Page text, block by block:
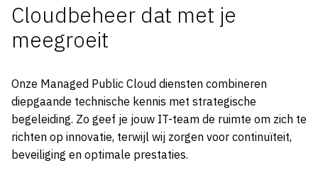
Cloudbeheer dat met je
meegroeit
Onze Managed Public Cloud diensten combineren
diepgaande technische kennis met strategische
begeleiding. Zo geef je jouw IT-team de ruimte om zich te
richten op innovatie, terwijl wij zorgen voor continuïteit,
beveiliging en optimale prestaties.